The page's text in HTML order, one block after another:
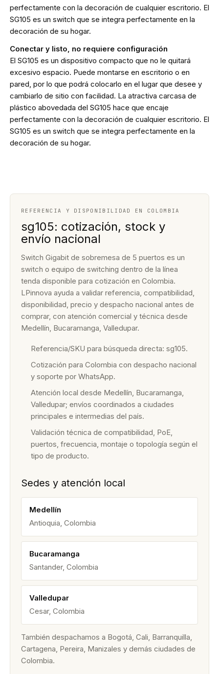
perfectamente con la decoración de cualquier escritorio. El
SG105 es un switch que se integra perfectamente en la
decoración de su hogar.
Conectar y listo, no requiere configuración
El SG105 es un dispositivo compacto que no le quitará
excesivo espacio. Puede montarse en escritorio o en
pared, por lo que podrá colocarlo en el lugar que desee y
cambiarlo de sitio con facilidad. La atractiva carcasa de
plástico abovedada del SG105 hace que encaje
perfectamente con la decoración de cualquier escritorio. El
SG105 es un switch que se integra perfectamente en la
decoración de su hogar.
REFERENCIA Y DISPONIBILIDAD EN COLOMBIA
sg105: cotización, stock y
envío nacional
Switch Gigabit de sobremesa de 5 puertos es un
switch o equipo de switching dentro de la línea
tenda disponible para cotización en Colombia.
LPinnova ayuda a validar referencia, compatibilidad,
disponibilidad, precio y despacho nacional antes de
comprar, con atención comercial y técnica desde
Medellín, Bucaramanga, Valledupar.
Referencia/SKU para búsqueda directa: sg105.
Cotización para Colombia con despacho nacional
y soporte por WhatsApp.
Atención local desde Medellín, Bucaramanga,
Valledupar; envíos coordinados a ciudades
principales e intermedias del país.
Validación técnica de compatibilidad, PoE,
puertos, frecuencia, montaje o topología según el
tipo de producto.
Sedes y atención local
Medellín
Antioquia, Colombia
Bucaramanga
Santander, Colombia
Valledupar
Cesar, Colombia
También despachamos a Bogotá, Cali, Barranquilla,
Cartagena, Pereira, Manizales y demás ciudades de
Colombia.